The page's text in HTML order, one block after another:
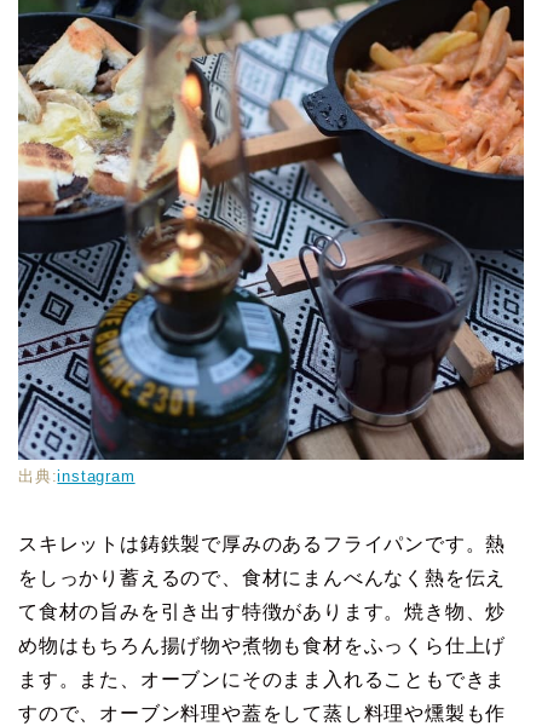
出典:instagram
スキレットは鋳鉄製で厚みのあるフライパンです。熱
をしっかり蓄えるので、食材にまんべんなく熱を伝え
て食材の旨みを引き出す特徴があります。焼き物、炒
め物はもちろん揚げ物や煮物も食材をふっくら仕上げ
ます。また、オーブンにそのまま入れることもできま
すので、オーブン料理や蓋をして蒸し料理や燻製も作